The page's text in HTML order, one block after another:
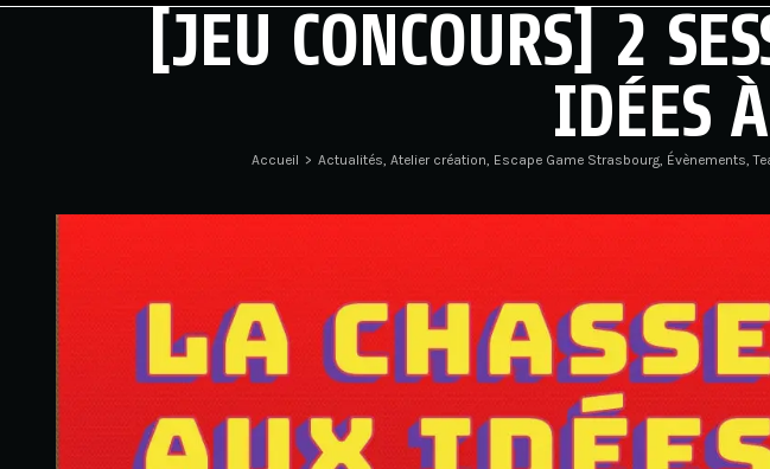
[JEU CONCOURS] 2
IDÉES
Accueil > Actualités, Atelier création, Escape Game Strasbourg, Évènements,